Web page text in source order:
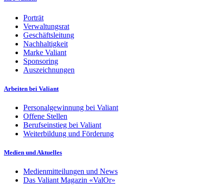
Porträt
Verwaltungsrat
Geschäftsleitung
Nachhaltigkeit
Marke Valiant
Sponsoring
Auszeichnungen
Arbeiten bei Valiant
Personalgewinnung bei Valiant
Offene Stellen
Berufseinstieg bei Valiant
Weiterbildung und Förderung
Medien und Aktuelles
Medienmitteilungen und News
Das Valiant Magazin «ValOr»